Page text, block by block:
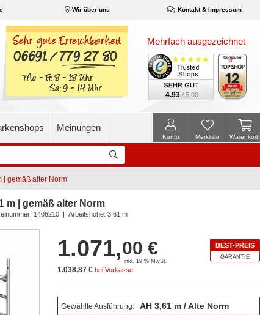
Wir über uns Kontakt & Impressum
Mehrfach ausgezeichnet
4.93 / 5.00
Meinungen
Warenkorb
Merkliste
Konto
| gemäß alter Norm
m | gemäß alter Norm
1406210 | Arbeitshöhe: 3,61 m
BEST-PREIS
GARANTIE
1.071,00 €
inkl. 19 % MwSt.
1.038,87 € bei Vorkasse
Gewählte Ausführung: AH 3,61 m / Alte Norm